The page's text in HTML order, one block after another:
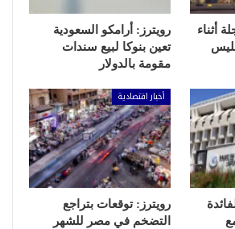
أثناء
رويترز: أرامكو السعودية
تعين بنوكا لبيع سندات
مقومة بالدولار
أخبار اقتصادية
رويترز: توقعات بتراجع
التضخم في مصر للشهر